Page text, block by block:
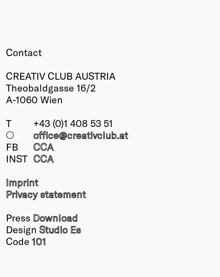
Contact
CREATIV CLUB AUSTRIA
Theobaldgasse 16/2
A-1060 Wien
T
+43 (0)1 408 53 51
○
office@creativclub.at
FB
CCA
INST CCA
Imprint
Privacy statement
Press Download
Design Studio Es
Code 101